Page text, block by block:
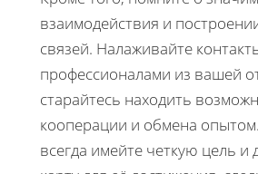
взаимодействия и
связей. Налаживайте
профессионалами из вашей
старайтесь находить
кооперации и обмена
всегда имейте четкую цель